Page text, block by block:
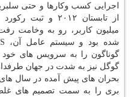
اجرایی كسب وكارها و حتی
گوناگون را به سرویس های خود
گوگل نیز به شدت در جهان
بری را به سمت تصمیم های